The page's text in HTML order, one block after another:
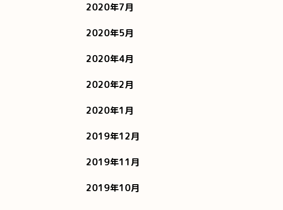
2020年7月
2020年5月
2020年4月
2020年2月
2020年1月
2019年12月
2019年11月
2019年10月